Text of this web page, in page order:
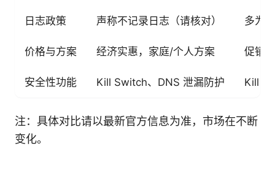
日志政策 声称不记录日志（请核对） 多为
价格与方案 经济实惠，家庭/个人方案 促销
安全性功能 Kill Switch、DNS 泄漏防护 Kill
注：具体对比请以最新官方信息为准，市场在不断
变化。